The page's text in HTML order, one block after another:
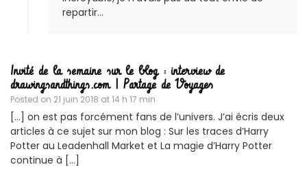
repartir…
Invité de la semaine sur le blog : interview de
drawingsandthings.com | Partage de Voyages
Posted on 21 juin 2018 at 14 h 17 min
[…] on est pas forcément fans de l’univers. J’ai écris deux
articles à ce sujet sur mon blog : Sur les traces d’Harry
Potter au Leadenhall Market et La magie d’Harry Potter
continue à […]